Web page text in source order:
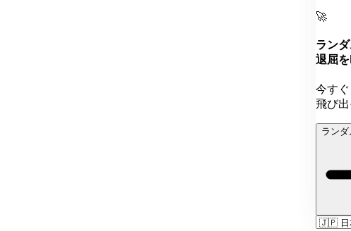
🚀
ラン
退屈を
今す
飛び出
ラン